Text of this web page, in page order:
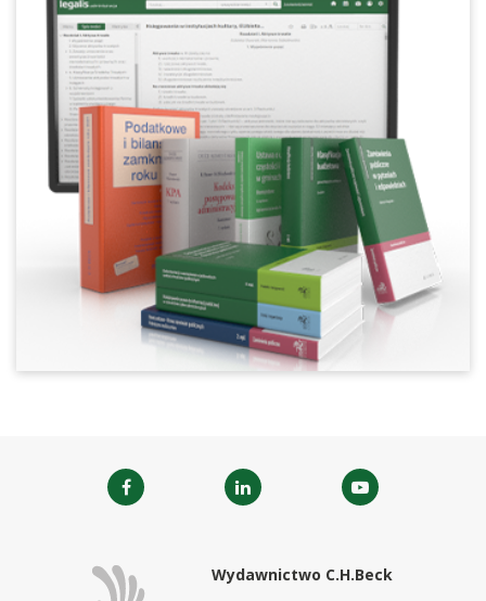
Wydawnictwo C.H.Beck